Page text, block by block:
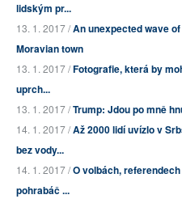
lidským pr...
13. 1. 2017 /An unexpected wave
Moravian town
13. 1. 2017 /Fotografie, která by
uprch...
13. 1. 2017 /Trump: Jdou po mně
14. 1. 2017 /Až 2000 lidí uvízlo v
bez vody...
14. 1. 2017 /O volbách,
pohrabáč ...